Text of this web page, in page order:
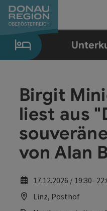
Zum Inhalt
Zur Navigation
Zum Seitenanfang
Zur Kontaktseite
Zum Impressum
Zur Startseite
Birgit
liest aus
von Alan
17.12.2026 / 19:30-
Linz, Posthof